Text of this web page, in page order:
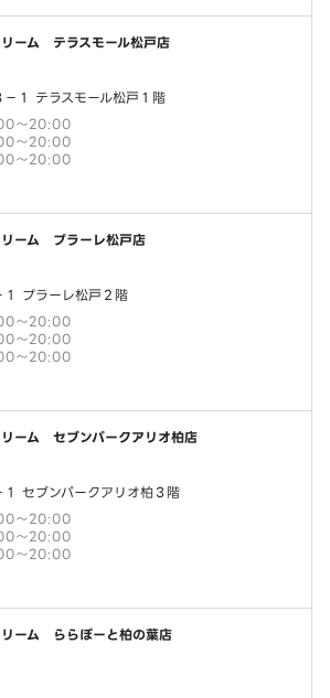
ーム テラスモール松戸店
１ テラスモール松戸１階
～20:00
～20:00
～20:00
リーム プラーレ松戸店
プラーレ松戸２階
～20:00
～20:00
～20:00
ーム セブンパークアリオ柏店
セブンパークアリオ柏３階
～20:00
～20:00
～20:00
リーム ららぽーと柏の葉店